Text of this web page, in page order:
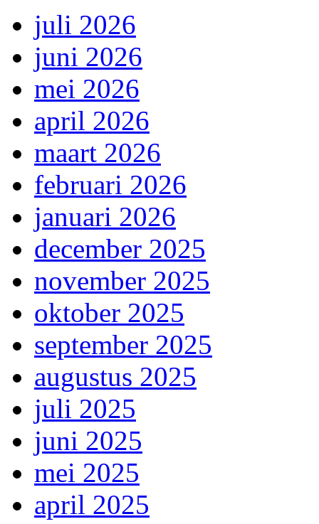
juli 2026
juni 2026
mei 2026
april 2026
maart 2026
februari 2026
januari 2026
december 2025
november 2025
oktober 2025
september 2025
augustus 2025
juli 2025
juni 2025
mei 2025
april 2025